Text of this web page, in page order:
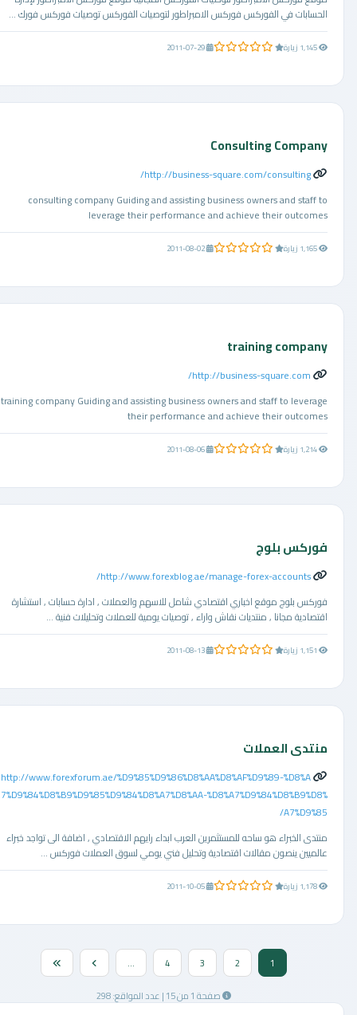
الحسابات في الفوركس فوركس الامبراطور لتوصيات الفوركس توصيات فوركس فورك ...
0.0 من 5 نجوم 2011-07-29
Consulting Company
http://business-square.com/consulting/
consulting company Guiding and assisting business owners and staff to
leverage their performance and achieve their outcomes
0.0 من 5 نجوم 2011-08-02
training company
http://business-square.com/
training company Guiding and assisting business owners and staff to leverage
their performance and achieve their outcomes
0.0 من 5 نجوم 2011-08-06
فوركس بلوج
http://www.forexblog.ae/manage-forex-accounts/
فوركس بلوج موقع اخباري اقتصادي شامل للاسهم والعملات , ادارة حسابات , استشارة
اقتصادية مجانا , منتديات نقاش واراء , توصيات يومية للعملات وتحليلات فنية ...
0.0 من 5 نجوم 2011-08-13
منتدى العملات
http://www.forexforum.ae/%D9%85%D9%86%D8%AA%D8%AF%D9%89-%D8%A
7%D9%84%D8%B9%D9%85%D9%84%D8%A7%D8%AA-%D8%A7%D9%84%D8%B9%D8%
A7%D9%85/
منتدى الخبراء هو ساحه للمستثمرين العرب ابداء رايهم الاقتصادي , اضافة الى تواجد خبراء
عالميين ينصون مقالات اقتصادية وتحليل فني يومي لسوق العملات فوركس ...
0.0 من 5 نجوم 2011-10-05
صفحة 1 من 15 | عدد المواقع: 298